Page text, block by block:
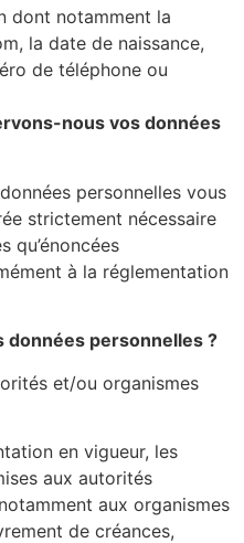
dont notamment la
la date de naissance,
de téléphone ou
nous vos données
personnelles vous
strictement nécessaire
qu’énoncées
à la réglementation
données personnelles ?
et/ou organismes
en vigueur, les
aux autorités
aux organismes
de créances,